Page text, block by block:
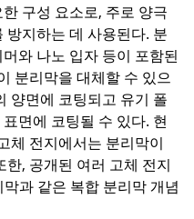
구성 요소로, 주로 양극
지하는 데 사용된다. 분
와 나노 입자 등이 포함된
분리막을 대체할 수 있으
양면에 코팅되고 유기 폴
면에 코팅될 수 있다. 현
체 전지에서는 분리막이
, 공개된 여러 고체 전지
과 같은 복합 분리막 개념